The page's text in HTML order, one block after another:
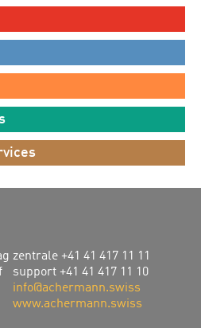
zentrale +41 41 417 11 11
support +41 41 417 11 10
info@achermann.swiss
www.achermann.swiss